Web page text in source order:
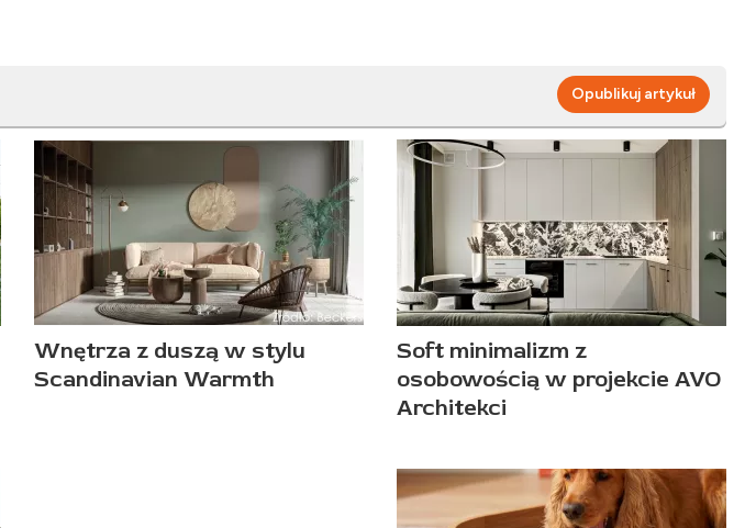
Opublikuj artykuł
Wnętrza z duszą w stylu
Scandinavian Warmth
Soft minimalizm z
osobowością w projekcie AVO
Architekci